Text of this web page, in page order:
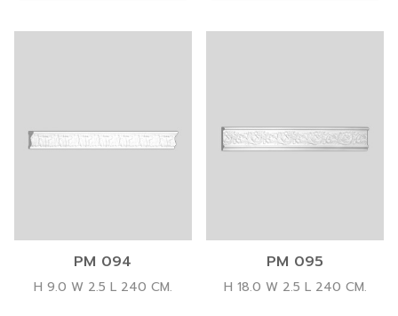
PM 094
H 9.0 W 2.5 L 240 CM.
PM 095
H 18.0 W 2.5 L 240 CM.